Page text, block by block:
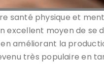
santé physique et
moyen de se
améliorant la
très populaire en